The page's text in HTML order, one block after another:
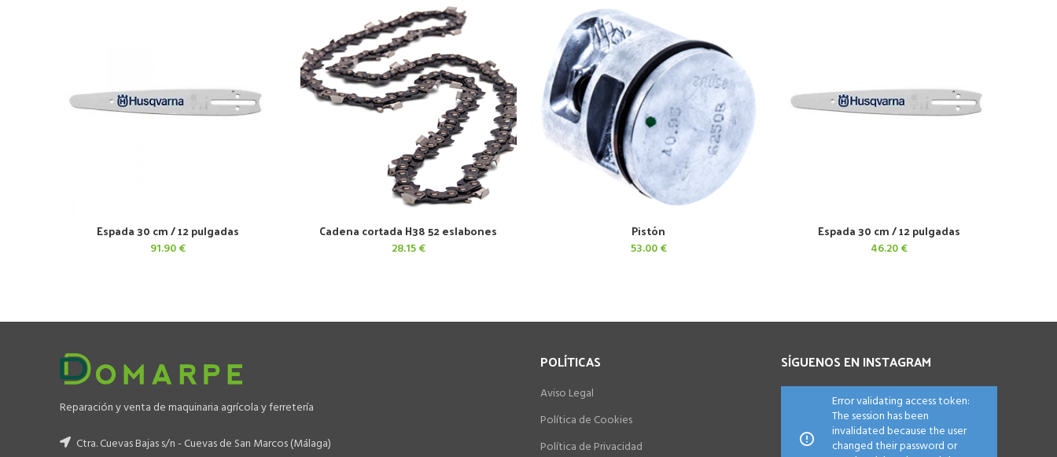
AÑADIR AL CARRITO
Espada 30 cm / 12 pulgadas
91.90€
AÑADIR AL CARRITO
Cadena cortada H38 52 eslabones
28.15€
AÑADIR AL CARRITO
Pistón
53.00€
AÑADIR AL CARRITO
Espada 30 cm / 12 pulgadas
46.20€
Reparación y venta de maquinaria agrícola y ferretería
Ctra. Cuevas Bajas s/n - Cuevas de San Marcos (Málaga)
POLÍTICAS
Aviso Legal
Política de Cookies
Política de Privacidad
SÍGUENOS EN INSTAGRAM
Error validating access token:
The session has been
invalidated because the user
changed their password or